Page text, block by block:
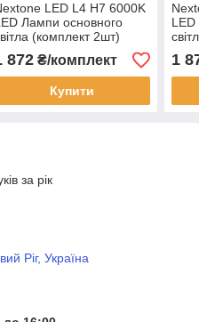
LED L4 H7 6000K
Лампи основного
(комплект 2шт)
872₴/комплект
Купити
1
за рік
Ріг, Україна